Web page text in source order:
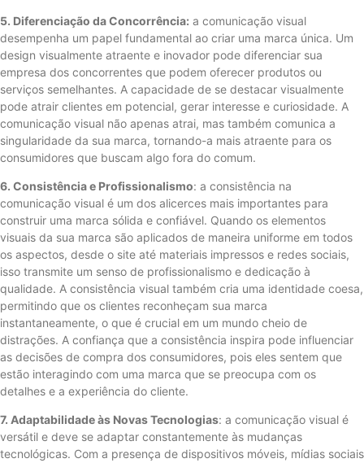
5. Diferenciação da Concorrência: a comunicação visual
desempenha um papel fundamental ao criar uma marca única. Um
design visualmente atraente e inovador pode diferenciar sua
empresa dos concorrentes que podem oferecer produtos ou
serviços semelhantes. A capacidade de se destacar visualmente
pode atrair clientes em potencial, gerar interesse e curiosidade. A
comunicação visual não apenas atrai, mas também comunica a
singularidade da sua marca, tornando-a mais atraente para os
consumidores que buscam algo fora do comum.
6. Consistência e Profissionalismo: a consistência na
comunicação visual é um dos alicerces mais importantes para
construir uma marca sólida e confiável. Quando os elementos
visuais da sua marca são aplicados de maneira uniforme em todos
os aspectos, desde o site até materiais impressos e redes sociais,
isso transmite um senso de profissionalismo e dedicação à
qualidade. A consistência visual também cria uma identidade coesa,
permitindo que os clientes reconheçam sua marca
instantaneamente, o que é crucial em um mundo cheio de
distrações. A confiança que a consistência inspira pode influenciar
as decisões de compra dos consumidores, pois eles sentem que
estão interagindo com uma marca que se preocupa com os
detalhes e a experiência do cliente.
7. Adaptabilidade às Novas Tecnologias: a comunicação visual é
versátil e deve se adaptar constantemente às mudanças
tecnológicas. Com a presença de dispositivos móveis, mídias sociais